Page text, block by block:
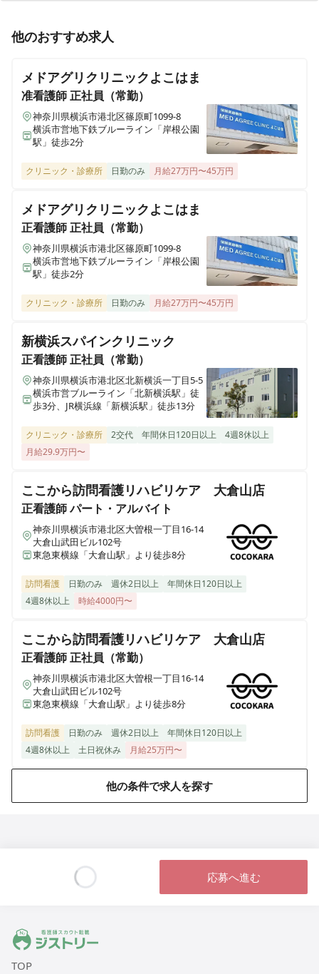
医療施設型ホスピス 医心館府中
医療施設型ホスピス 医心館加古川
兵庫県加古川市加古川町北在家2315番地の1
医療施設型ホスピス 医心館南草津
医療施設型ホスピス 医心館所沢
埼玉県所沢市大字北秋津８２２番
医療施設型ホスピス 医心館経堂
東京都世田谷区宮坂三丁目2-8
株式会社アンビスホールディングス 本社
医療施設型ホスピス 医心館瑞江
東京都江戸川区南篠崎町4丁目17番1号
岩手県一関市八幡町2-43 （社団医療法人西城病院）
神奈川県小田原市成田501-3
医療施設型ホスピス 医心館鈴鹿
三重県鈴鹿市末広東5番（住所未定）
医療施設型ホスピス 医心館豊中
大阪府豊中市立花町１丁目6-31
医療施設型ホスピス 医心館加須
埼玉県加須市不動岡一丁目（住所未定）
医療施設型ホスピス 医心館ふくにし
三重県名張市東町1921-1
医療施設型ホスピス 医心館弘前
青森県弘前市大字外崎4丁目2-3
医療施設型ホスピス 医心館篠崎
愛知県名古屋市昭和区南山町22-11
正看護師 正社員（常勤）
【日吉】2024年8月オープン✨医療施設型ホスピス / 施
他のおすすめ求人
メドアグリクリニックよこはま
准看護師正社員（常勤）
神奈川県横浜市港北区篠原町1099-8
横浜市営地下鉄ブルーライン「岸根公園
駅」徒歩2分
クリニック・診療所 日勤のみ 月給27万円〜45万円
メドアグリクリニックよこはま
正看護師正社員（常勤）
神奈川県横浜市港北区篠原町1099-8
横浜市営地下鉄ブルーライン「岸根公園
駅」徒歩2分
クリニック・診療所 日勤のみ 月給27万円〜45万円
新横浜スパインクリニック
正看護師正社員（常勤）
神奈川県横浜市港北区北新横浜一丁目5-5
横浜市営ブルーライン「北新横浜駅」徒
歩3分、JR横浜線「新横浜駅」徒歩13分
クリニック・診療所 2交代 年間休日120日以上
4週8休以上
月給29.9万円〜
ここから訪問看護リハビリケア 大倉山店
正看護師パート・アルバイト
神奈川県横浜市港北区大曽根一丁目16-14
大倉山武田ビル102号
東急東横線「大倉山駅」より徒歩8分
訪問看護 日勤のみ 週休2日以上
年間休日120日以上
4週8休以上
時給4000円〜
ここから訪問看護リハビリケア 大倉山店
正看護師正社員（常勤）
神奈川県横浜市港北区大曽根一丁目16-14
大倉山武田ビル102号
東急東横線「大倉山駅」より徒歩8分
訪問看護 日勤のみ 週休2日以上
年間休日120日以上
4週8休以上
土日祝休み 月給25万円〜
他の条件で求人を探す
応募へ進む
ジストリー 看護師の転職マッチング
TOP